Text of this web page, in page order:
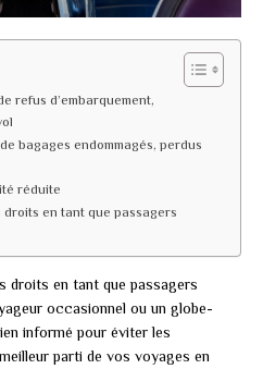
refus d’embarquement,
bagages endommagés, perdus
réduite
en tant que passagers
droits en tant que passagers
occasionnel ou un globe-
informé pour éviter les
parti de vos voyages en